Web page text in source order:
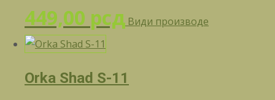
449,00 рсд Види производе
Orka Shad S-11